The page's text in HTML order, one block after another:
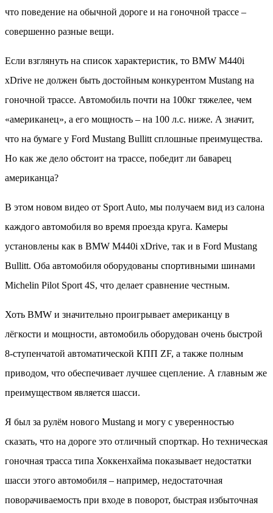
что поведение на обычной дороге и на гоночной трассе –
совершенно разные вещи.
Если взглянуть на список характеристик, то BMW M440i
xDrive не должен быть достойным конкурентом Mustang на
гоночной трассе. Автомобиль почти на 100кг тяжелее, чем
«американец», а его мощность – на 100 л.с. ниже. А значит,
что на бумаге у Ford Mustang Bullitt сплошные преимущества.
Но как же дело обстоит на трассе, победит ли баварец
американца?
В этом новом видео от Sport Auto, мы получаем вид из салона
каждого автомобиля во время проезда круга. Камеры
установлены как в BMW M440i xDrive, так и в Ford Mustang
Bullitt. Оба автомобиля оборудованы спортивными шинами
Michelin Pilot Sport 4S, что делает сравнение честным.
Хоть BMW и значительно проигрывает американцу в
лёгкости и мощности, автомобиль оборудован очень быстрой
8-ступенчатой автоматической КПП ZF, а также полным
приводом, что обеспечивает лучшее сцепление. А главным же
преимуществом является шасси.
Я был за рулём нового Mustang и могу с уверенностью
сказать, что на дороге это отличный спорткар. Но техническая
гоночная трасса типа Хоккенхайма показывает недостатки
шасси этого автомобиля – например, недостаточная
поворачиваемость при входе в поворот, быстрая избыточная